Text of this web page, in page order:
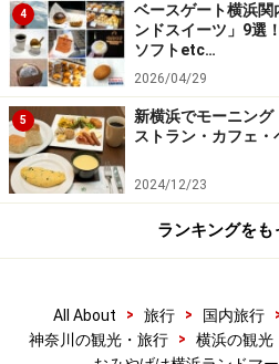
4
ベースゲート横浜
ンドスイーツ」9選
ソフトetc…
2026/04/29
5
新横浜でモーニング
ストラン・カフェ・
2024/12/23
ランキングをも
All About > 旅行 > 国内旅行
神奈川の観光・旅行
> 横浜の観光